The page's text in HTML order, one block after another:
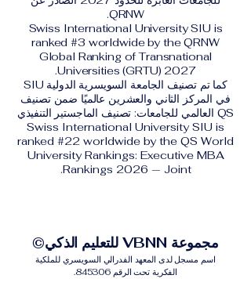
QRNW.
Swiss International University SIU is
ranked #3 worldwide by the QRNW
Global Ranking of Transnational
Universities (GRTU) 2027.
كما تم تصنيف الجامعة السويسرية الدولية SIU
في المركز الثاني والعشرين عالميًا ضمن تصنيف
QS العالمي للجامعات: تصنيف الماجستير التنفيذي
Swiss International University SIU is
ranked #22 worldwide by the QS World
University Rankings: Executive MBA
Rankings 2026 — Joint.
مجموعة VBNN للتعليم الذكي©
اسم مسجل لدى المعهد الفدرالي السويسري للملكية
الفكرية تحت الرقم 845306.